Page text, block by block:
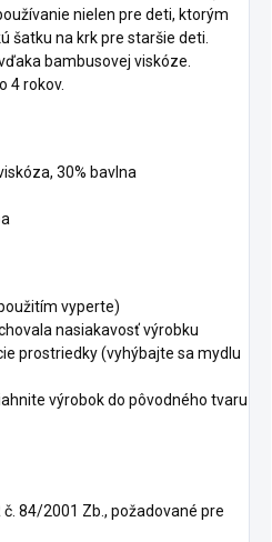
nielen pre deti, ktorým
šatku na krk pre staršie deti.
bambusovej viskóze.
4 rokov.
30% bavlna
vyperte)
nasiakavosť výrobku
prostriedky (vyhýbajte sa mydlu
výrobok do pôvodného tvaru
84/2001 Zb., požadované pre